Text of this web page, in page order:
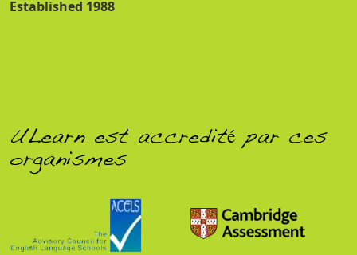
Established 1988
ULearn est accredité par ces
organismes